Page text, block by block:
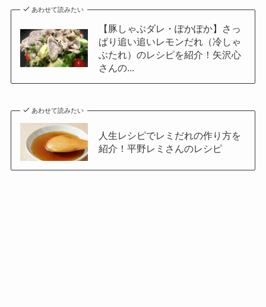
あわせて読みたい
【豚しゃぶダレ・ぽかぽか】さっ
ぱり追い追いレモンだれ（冷しゃ
ぶたれ）のレシピを紹介！矢沢心
さんの...
あわせて読みたい
人生レシピでレミだれの作り方を
紹介！平野レミさんのレシピ